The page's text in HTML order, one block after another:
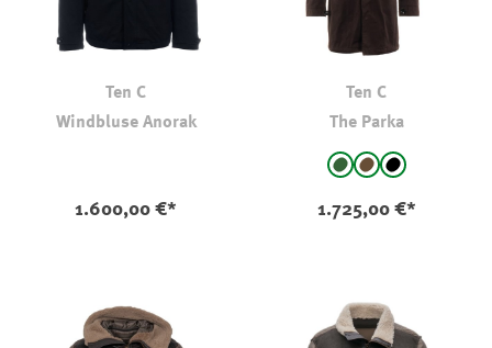
Ten C
Windbluse Anorak
1.600,00 €*
Ten C
The Parka
auswählen
Olivbraunschwarz
1.725,00 €*